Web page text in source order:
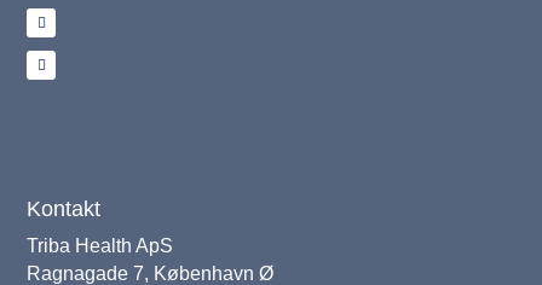
Kontakt
Triba Health ApS
Ragnagade 7, København Ø